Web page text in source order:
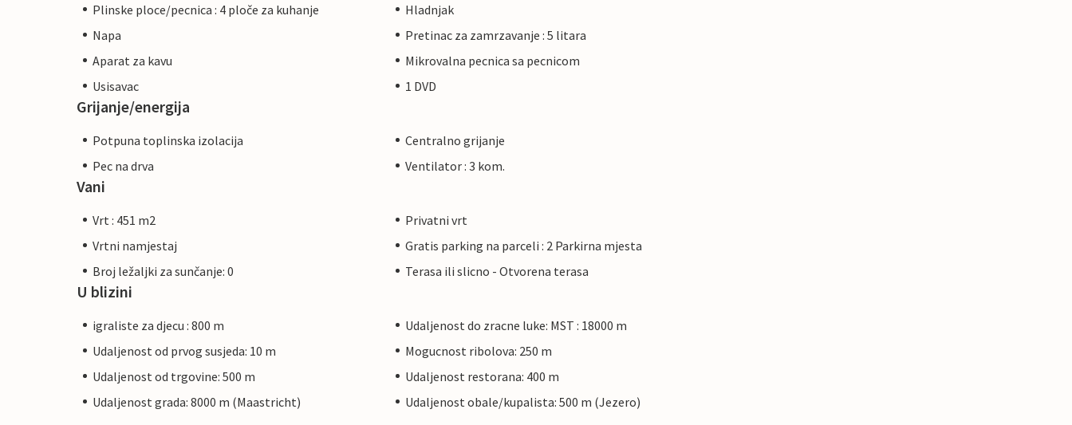
Plinske ploce/pecnica : 4 ploče za kuhanje
Hladnjak
Napa
Pretinac za zamrzavanje : 5 litara
Aparat za kavu
Mikrovalna pecnica sa pecnicom
Usisavac
1 DVD
Grijanje/energija
Potpuna toplinska izolacija
Centralno grijanje
Pec na drva
Ventilator : 3 kom.
Vani
Vrt : 451 m2
Privatni vrt
Vrtni namjestaj
Gratis parking na parceli : 2 Parkirna mjesta
Broj ležaljki za sunčanje: 0
Terasa ili slicno - Otvorena terasa
U blizini
igraliste za djecu : 800 m
Udaljenost do zracne luke: MST : 18000 m
Udaljenost od prvog susjeda: 10 m
Mogucnost ribolova: 250 m
Udaljenost od trgovine: 500 m
Udaljenost restorana: 400 m
Udaljenost grada: 8000 m (Maastricht)
Udaljenost obale/kupalista: 500 m (Jezero)